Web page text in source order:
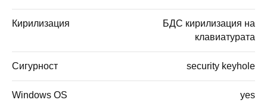
Кирилизация
БДС кирилизация на
клавиатурата
Сигурност security keyhole
Windows OS yes